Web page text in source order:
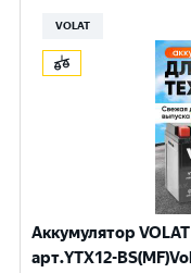
VOLAT
Аккумулятор
арт.YTX12-